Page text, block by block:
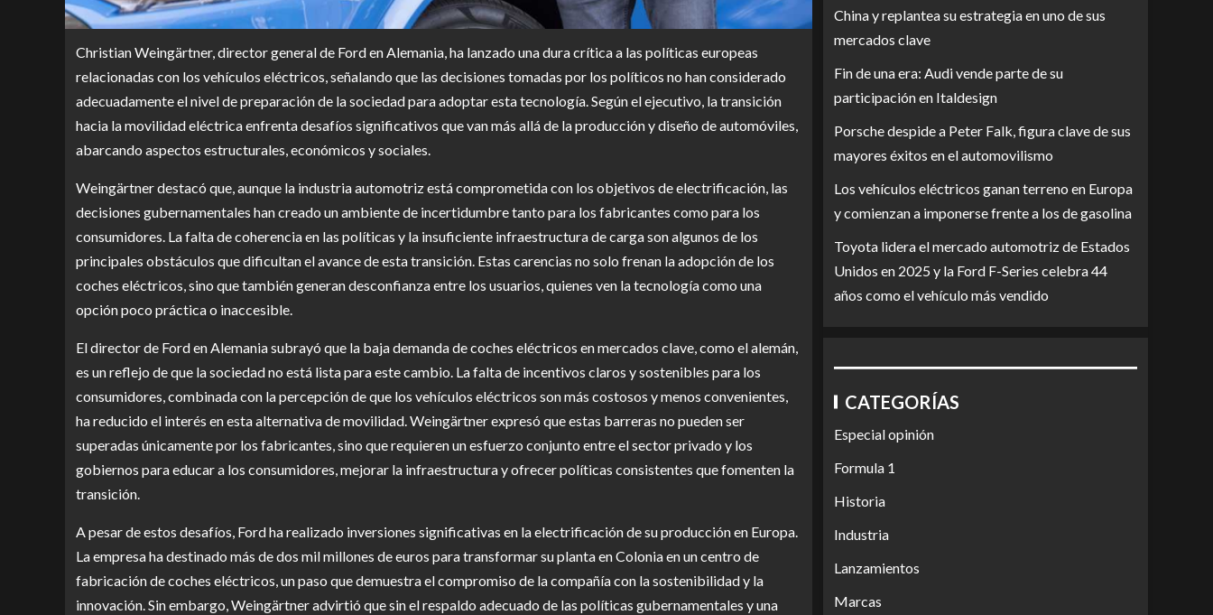
Christian Weingärtner, director general de Ford en Alemania, ha lanzado una dura crítica a las políticas europeas
relacionadas con los vehículos eléctricos, señalando que las decisiones tomadas por los políticos no han considerado
adecuadamente el nivel de preparación de la sociedad para adoptar esta tecnología. Según el ejecutivo, la transición
hacia la movilidad eléctrica enfrenta desafíos significativos que van más allá de la producción y diseño de automóviles,
abarcando aspectos estructurales, económicos y sociales.
Weingärtner destacó que, aunque la industria automotriz está comprometida con los objetivos de electrificación, las
decisiones gubernamentales han creado un ambiente de incertidumbre tanto para los fabricantes como para los
consumidores. La falta de coherencia en las políticas y la insuficiente infraestructura de carga son algunos de los
principales obstáculos que dificultan el avance de esta transición. Estas carencias no solo frenan la adopción de los
coches eléctricos, sino que también generan desconfianza entre los usuarios, quienes ven la tecnología como una
opción poco práctica o inaccesible.
El director de Ford en Alemania subrayó que la baja demanda de coches eléctricos en mercados clave, como el alemán,
es un reflejo de que la sociedad no está lista para este cambio. La falta de incentivos claros y sostenibles para los
consumidores, combinada con la percepción de que los vehículos eléctricos son más costosos y menos convenientes,
ha reducido el interés en esta alternativa de movilidad. Weingärtner expresó que estas barreras no pueden ser
superadas únicamente por los fabricantes, sino que requieren un esfuerzo conjunto entre el sector privado y los
gobiernos para educar a los consumidores, mejorar la infraestructura y ofrecer políticas consistentes que fomenten la
transición.
A pesar de estos desafíos, Ford ha realizado inversiones significativas en la electrificación de su producción en Europa.
La empresa ha destinado más de dos mil millones de euros para transformar su planta en Colonia en un centro de
fabricación de coches eléctricos, un paso que demuestra el compromiso de la compañía con la sostenibilidad y la
innovación. Sin embargo, Weingärtner advirtió que sin el respaldo adecuado de las políticas gubernamentales y una
China y replantea su estrategia en uno de sus
mercados clave
Fin de una era: Audi vende parte de su
participación en Italdesign
Porsche despide a Peter Falk, figura clave de sus
mayores éxitos en el automovilismo
Los vehículos eléctricos ganan terreno en Europa
y comienzan a imponerse frente a los de gasolina
Toyota lidera el mercado automotriz de Estados
Unidos en 2025 y la Ford F-Series celebra 44
años como el vehículo más vendido
CATEGORÍAS
Especial opinión
Formula 1
Historia
Industria
Lanzamientos
Marcas